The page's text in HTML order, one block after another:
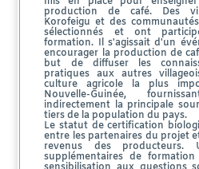
production de café. Des
Korofeigu et des
sélectionnés et ont
formation. Il s'agissait d'un
encourager la production de
but de diffuser les
pratiques aux autres
culture agricole la plus
Nouvelle-Guinée,
indirectement la principale
tiers de la population du pays.
Le statut de certification
entre les partenaires du projet
revenus des producteurs.
supplémentaires de